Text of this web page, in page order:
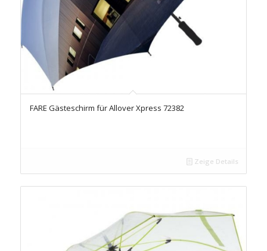
FARE Gästeschirm für Allover Xpress 72382
Zeige Details